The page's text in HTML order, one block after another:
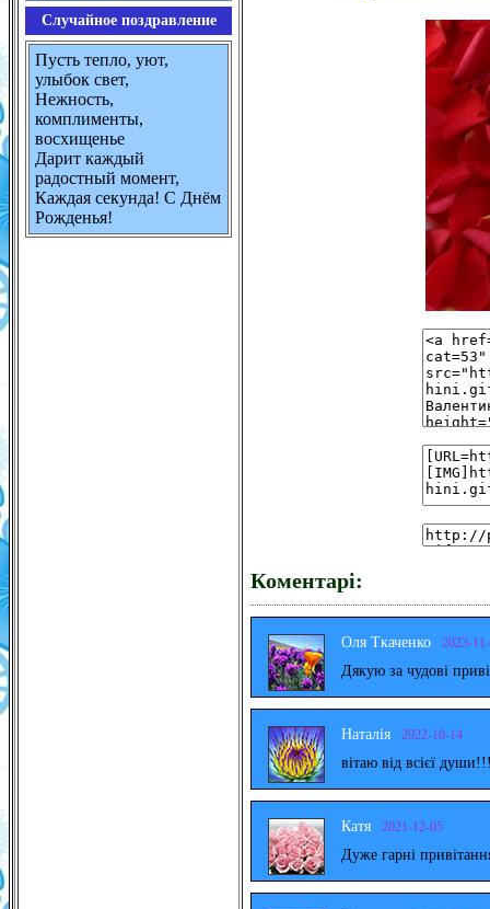
Случайное поздравление
Пусть тепло, уют,
улыбок свет,
Нежность,
комплименты,
восхищенье
Дарит каждый
радостный момент,
Каждая секунда! С Днём
Рожденья!
Коментарі:
Оля Ткаченко 2023-
Дякую за чудові
Наталія 2022-10-14
вітаю від всієї
Катя 2021-12-05
Дуже гарні